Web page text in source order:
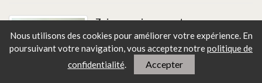
Nous utilisons des cookies pour améliorer votre expérience. En
poursuivant votre navigation, vous acceptez notrepolitique de
confidentialité. Accepter
7 signes qui prouvent que vous
avez une personne toxique dans
votre vie